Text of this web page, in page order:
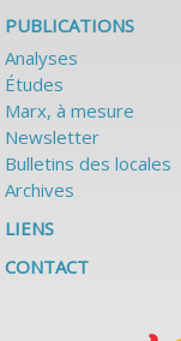
PUBLICATIONS
Analyses
Études
Marx, à mesure
Newsletter
Bulletins des locales
Archives
LIENS
CONTACT